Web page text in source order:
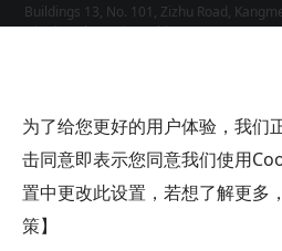
Buildings 13, No. 101, Zizhu Road,
网站地图 工业AI智能体
版权所有广域铭岛数字科技有限公司
Co.,
帮助中心
为了给您更好的用户体验，我们
击同意即表示您同意我们使用
置中更改此设置，若想了解更多
策】